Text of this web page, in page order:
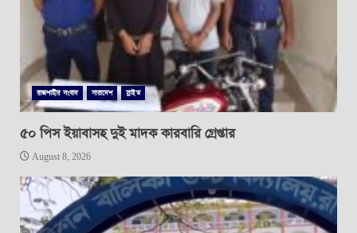
রাজশাহীর সংবাদ সারাদেশ স্লাইড
৫০ পিস ইয়াবাসহ দুই মাদক কারবারি গ্রেপ্তার
August 8, 2026